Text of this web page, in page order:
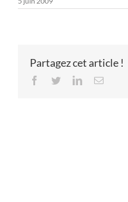
Partagez cet article !
Facebook
TwitterLinkedInEmail